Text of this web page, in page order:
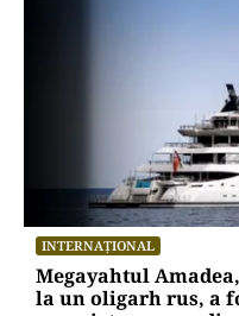
INTERNAȚIONAL
Megayahtul
la un oligarh rus, a